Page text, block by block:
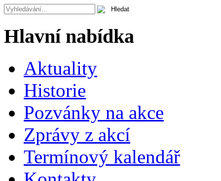
Hlavní nabídka
Aktuality
Historie
Pozvánky na akce
Zprávy z akcí
Termínový kalendář